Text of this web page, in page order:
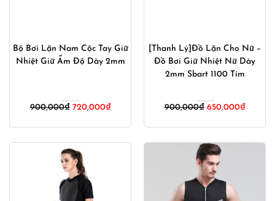
Bộ Bơi Lặn Nam Cộc Tay Giữ
Nhiệt Giữ Ấm Độ Dày 2mm
900,000₫ Giá
900,000₫.
720,000₫Giá
là:
[Thanh Lý]Đồ Lặn Cho Nữ –
Đồ Bơi Giữ Nhiệt Nữ Dày
2mm Sbart 1100 Tím
900,000₫ Giá
900,000₫.
650,000₫Giá